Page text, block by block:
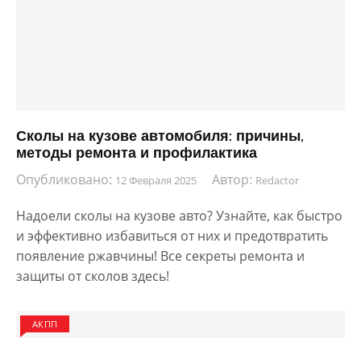
Сколы на кузове автомобиля: причины,
методы ремонта и профилактика
Опубликовано: 12 Февраля 2025 Автор: Redactor
Надоели сколы на кузове авто? Узнайте, как быстро
и эффективно избавиться от них и предотвратить
появление ржавчины! Все секреты ремонта и
защиты от сколов здесь!
АКПП